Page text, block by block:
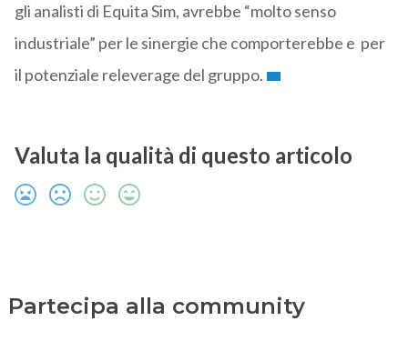
gli analisti di Equita Sim, avrebbe “molto senso
industriale” per le sinergie che comporterebbe e per
il potenziale releverage del gruppo.
Valuta la qualità di questo articolo
Partecipa alla community